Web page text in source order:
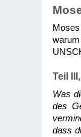
Teil
Was
des
dass